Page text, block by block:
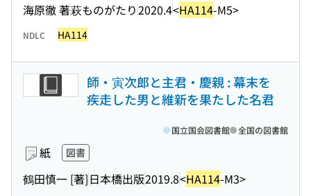
海原徹 著萩ものがたり2020.4<HA114-M5>
NDLC HA114
師・寅次郎と主君・慶親 : 幕末を
疾走した男と維新を果たした名君
紙 図書
鶴田慎一 [著]日本橋出版2019.8<HA114-M3>
国立国会図書館 全国の図書館